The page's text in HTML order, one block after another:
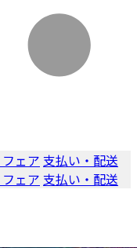
ェア 支払い・配送
ェア 支払い・配送